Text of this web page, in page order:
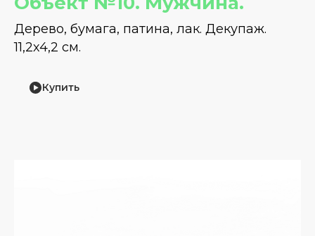
Дерево, бумага, патина, лак. Декупаж.
11,2х4,2 см.
Купить